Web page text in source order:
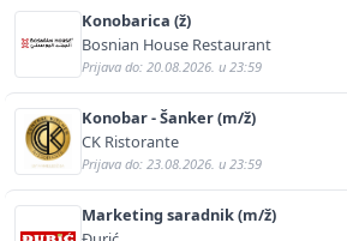
Konobarica (ž)
Bosnian House Restaurant
Prijava do: 20.08.2026. u 23:59
Konobar - Šanker (m/ž)
CK Ristorante
Prijava do: 23.08.2026. u 23:59
Marketing saradnik (m/ž)